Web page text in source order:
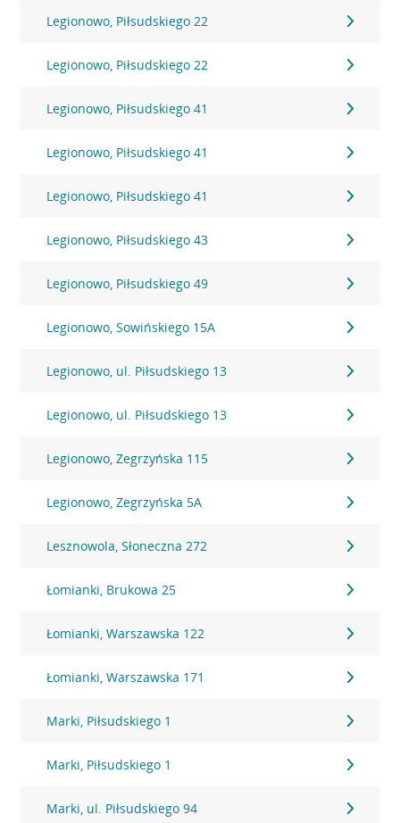
Legionowo, Piłsudskiego 22
Legionowo, Piłsudskiego 22
Legionowo, Piłsudskiego 41
Legionowo, Piłsudskiego 41
Legionowo, Piłsudskiego 41
Legionowo, Piłsudskiego 43
Legionowo, Piłsudskiego 49
Legionowo, Sowińskiego 15A
Legionowo, ul. Piłsudskiego 13
Legionowo, ul. Piłsudskiego 13
Legionowo, Zegrzyńska 115
Legionowo, Zegrzyńska 5A
Lesznowola, Słoneczna 272
Łomianki, Brukowa 25
Łomianki, Warszawska 122
Łomianki, Warszawska 171
Marki, Piłsudskiego 1
Marki, Piłsudskiego 1
Marki, ul. Piłsudskiego 94